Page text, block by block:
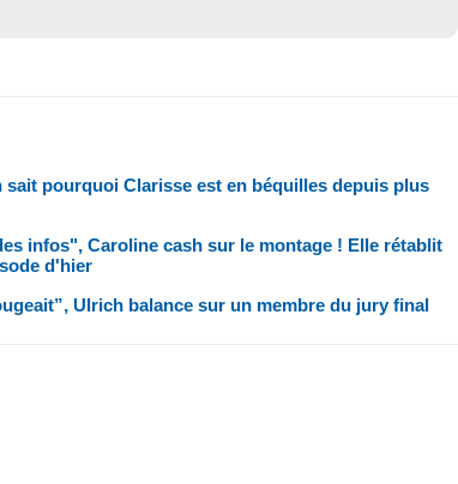
pourquoi Clarisse est en béquilles depuis plus
infos", Caroline cash sur le montage ! Elle rétablit
d'hier
Ulrich balance sur un membre du jury final